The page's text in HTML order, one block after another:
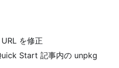
を修正
Start 記事内の unpkg